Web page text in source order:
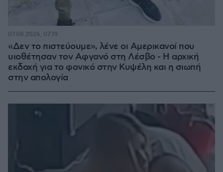
«Δεν το πιστεύουμε», λένε οι Αμερικανοί που
υιοθέτησαν τον Αφγανό στη Λέσβο - Η αρχική
εκδοχή για το φονικό στην Κυψέλη και η σιωπή
στην απολογία
07.08.2026, 07:19